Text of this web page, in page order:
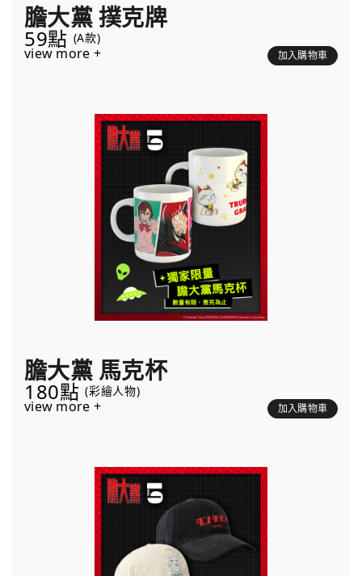
膽大黨 撲克牌
59點 (A款)
view more + 加入購物車
膽大黨 馬克杯
180點 (彩繪人物)
view more + 加入購物車